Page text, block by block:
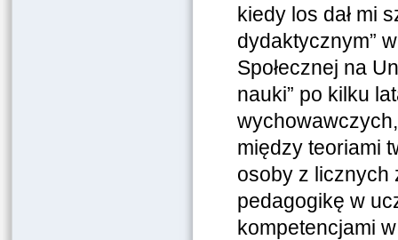
kiedy los dał mi
dydaktycznym”
Społecznej na
nauki” po kilku
między teoriami
osoby z licznych
pedagogikę w
kompetencjami